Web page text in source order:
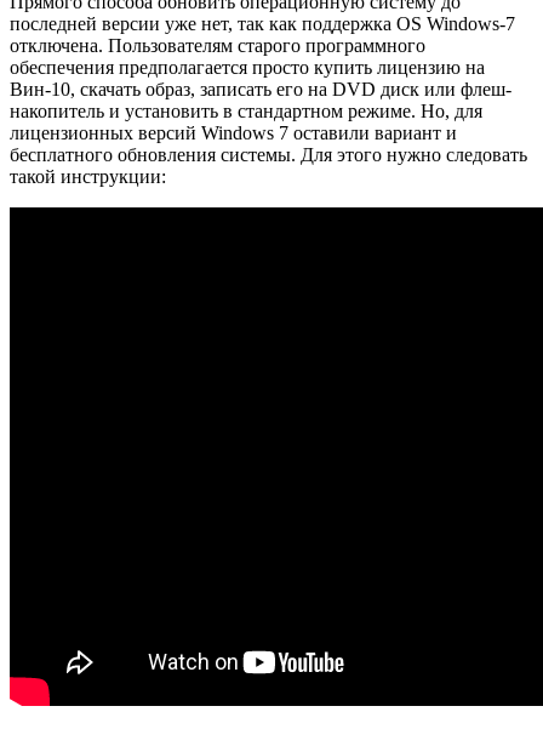
последней версии уже нет, так как поддержка OS Windows-7
отключена. Пользователям старого программного
обеспечения предполагается просто купить лицензию на
Вин-10, скачать образ, записать его на DVD диск или флеш-
накопитель и установить в стандартном режиме. Но, для
лицензионных версий Windows 7 оставили вариант и
бесплатного обновления системы. Для этого нужно следовать
такой инструкции: